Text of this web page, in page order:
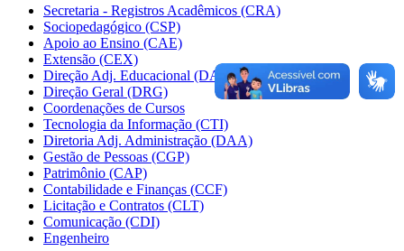
Secretaria - Registros Acadêmicos (CRA)
Sociopedagógico (CSP)
Apoio ao Ensino (CAE)
Extensão (CEX)
Direção Adj. Educacional (DAE)
Direção Geral (DRG)
Coordenações de Cursos
Tecnologia da Informação (CTI)
Diretoria Adj. Administração (DAA)
Gestão de Pessoas (CGP)
Patrimônio (CAP)
Contabilidade e Finanças (CCF)
Licitação e Contratos (CLT)
Comunicação (CDI)
Engenheiro